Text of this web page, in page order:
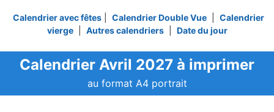
Calendrier avec fêtes| Calendrier Double Vue
Calendrier
vierge
Autres calendriers Date du jour
Calendrier Avril 2027 à imprimer
au format A4 portrait